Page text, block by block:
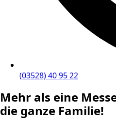
(03528) 40 95 22
Mehr als eine
die ganze Familie!